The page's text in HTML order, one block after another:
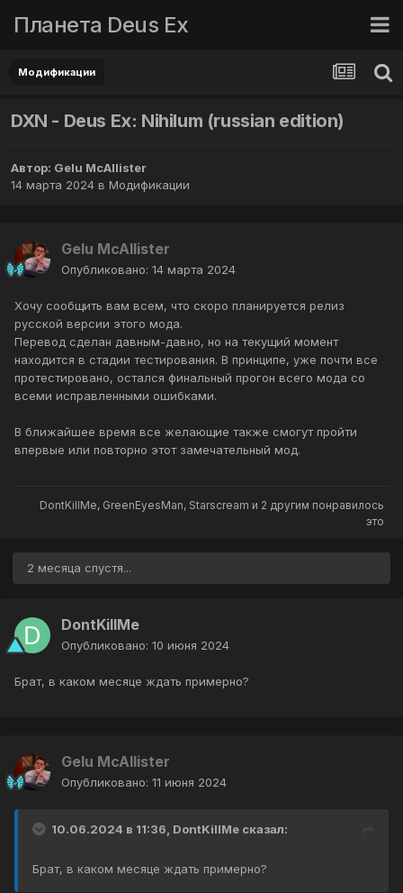
Планета Deus Ex
Модификации
DXN - Deus Ex: Nihilum (russian edition)
Автор: Gelu McAllister
14 марта 2024 в Модификации
Gelu McAllister
Опубликовано: 14 марта 2024
Хочу сообщить вам всем, что скоро планируется релиз
русской версии этого мода.
Перевод сделан давным-давно, но на текущий момент
находится в стадии тестирования. В принципе, уже почти все
протестировано, остался финальный прогон всего мода со
всеми исправленными ошибками.
В ближайшее время все желающие также смогут пройти
впервые или повторно этот замечательный мод.
DontKillMe, GreenEyesMan, Starscream и 2 другим понравилось
это
2 месяца спустя...
DontKillMe
Опубликовано: 10 июня 2024
Брат, в каком месяце ждать примерно?
Gelu McAllister
Опубликовано: 11 июня 2024
10.06.2024 в 11:36, DontKillMe сказал:
Брат, в каком месяце ждать примерно?